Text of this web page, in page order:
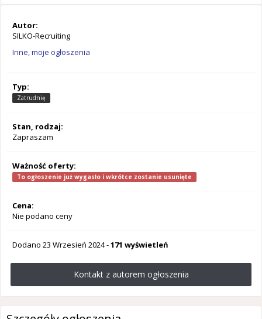
Autor:
SILKO-Recruiting
Inne, moje ogłoszenia
Typ:
Zatrudnię
Stan, rodzaj:
Zapraszam
Ważność oferty:
To ogłoszenie już wygasło i wkrótce zostanie usunięte
Cena:
Nie podano ceny
Dodano 23 Wrzesień 2024-171 wyświetleń
Kontakt z autorem ogłoszenia